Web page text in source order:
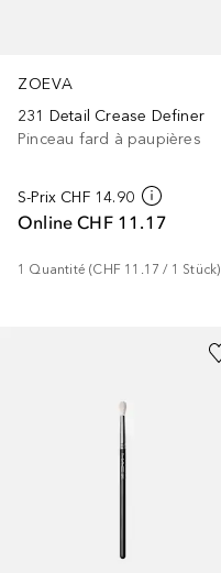
ZOEVA
231 Detail Crease Definer
Pinceau fard à paupières
S-Prix CHF 14.90
Online CHF 11.17
1 Quantité (CHF 11.17 / 1 Stück)